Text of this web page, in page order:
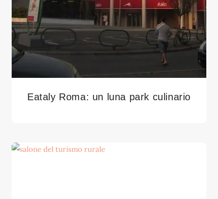
Eataly Roma: un luna park culinario